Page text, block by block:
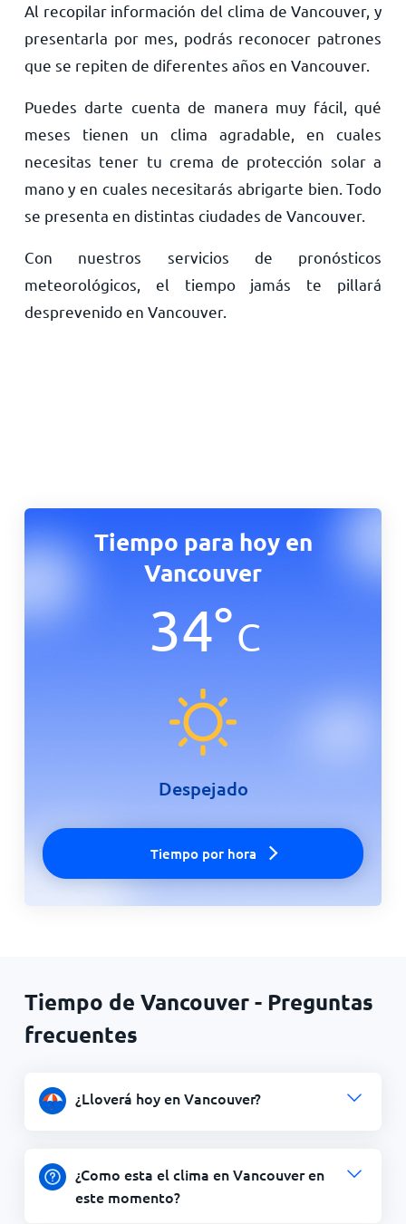
Al recopilar información del clima de Vancouver, y
presentarla por mes, podrás reconocer patrones
que se repiten de diferentes años en Vancouver.
Puedes darte cuenta de manera muy fácil, qué
meses tienen un clima agradable, en cuales
necesitas tener tu crema de protección solar a
mano y en cuales necesitarás abrigarte bien. Todo
se presenta en distintas ciudades de Vancouver.
Con nuestros servicios de pronósticos
meteorológicos, el tiempo jamás te pillará
desprevenido en Vancouver.
Tiempo para hoy en
Vancouver
34°C
Despejado
Tiempo por hora
Tiempo de Vancouver - Preguntas
frecuentes
¿Lloverá hoy en Vancouver?
¿Como esta el clima en Vancouver en
este momento?